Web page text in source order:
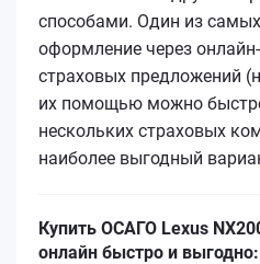
способами. Один из
оформление через
страховых предложений
их помощью можно
нескольких страховых
наиболее выгодный
Купить ОСАГО Lexus
онлайн быстро и